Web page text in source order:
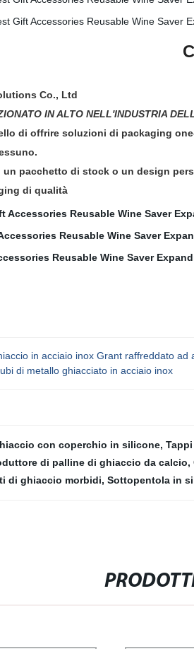
Co., Ltd
IN ALTO NELL'INDUSTRIA
di offrire soluzioni di packaging
un pacchetto di stock o un design
di qualità
in acciaio inox Grant raffreddato ad
di metallo ghiacciato in acciaio inox
con coperchio in silicone,
di palline di ghiaccio da calcio,
di ghiaccio morbidi, Sottopentola in